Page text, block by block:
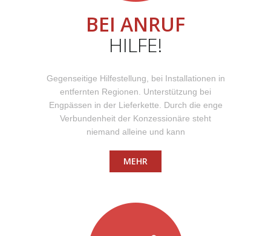
BEI ANRUF
HILFE!
Gegenseitige Hilfestellung, bei Installationen in
entfernten Regionen. Unterstützung bei
Engpässen in der Lieferkette. Durch die enge
Verbundenheit der Konzessionäre steht
niemand alleine und kann
MEHR